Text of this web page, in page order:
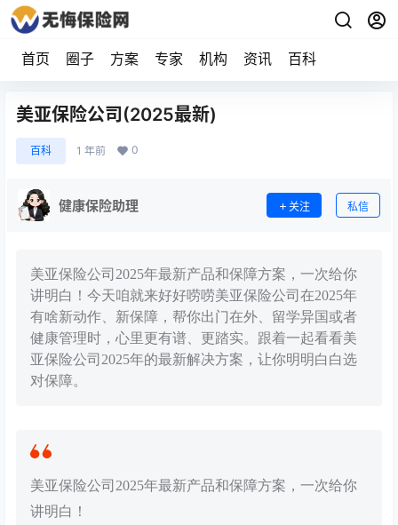
首页 圈子 方案 专家 机构 资讯 百科
美亚保险公司(2025最新)
百科 1 年前 0
健康保险助理 关注 私信
美亚保险公司2025年最新产品和保障方案，一次给你
讲明白！今天咱就来好好唠唠美亚保险公司在2025年
有啥新动作、新保障，帮你出门在外、留学异国或者
健康管理时，心里更有谱、更踏实。跟着一起看看美
亚保险公司2025年的最新解决方案，让你明明白白选
对保障。
美亚保险公司2025年最新产品和保障方案，一次给你
讲明白！